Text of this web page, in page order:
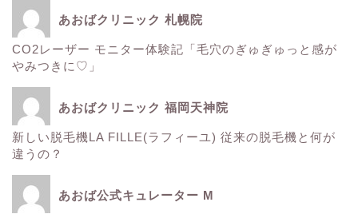
あおばクリニック 札幌院
CO2レーザー モニター体験記「毛穴のぎゅぎゅっと感が
やみつきに♡」
あおばクリニック 福岡天神院
新しい脱毛機LA FILLE(ラフィーユ) 従来の脱毛機と何が
違うの？
あおば公式キュレーター M
ウルトラアクセント
サーマクール